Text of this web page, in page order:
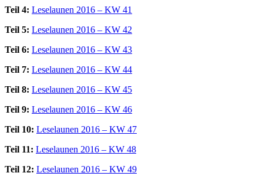
Teil 4: Leselaunen 2016 – KW 41
Teil 5: Leselaunen 2016 – KW 42
Teil 6: Leselaunen 2016 – KW 43
Teil 7: Leselaunen 2016 – KW 44
Teil 8: Leselaunen 2016 – KW 45
Teil 9: Leselaunen 2016 – KW 46
Teil 10: Leselaunen 2016 – KW 47
Teil 11: Leselaunen 2016 – KW 48
Teil 12: Leselaunen 2016 – KW 49